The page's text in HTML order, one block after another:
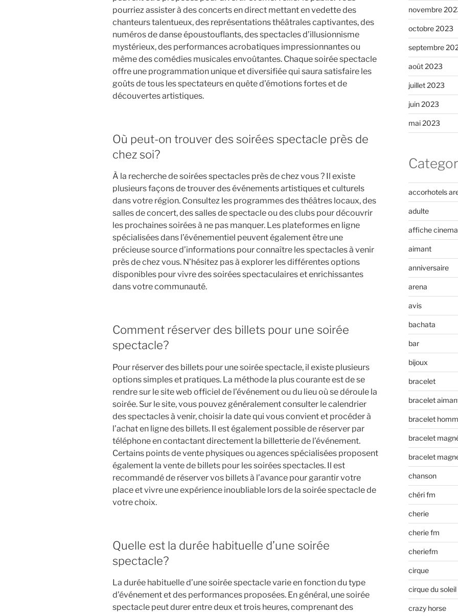
pourriez assister à des concerts en direct mettant en vedette des
chanteurs talentueux, des représentations théâtrales captivantes, des
numéros de danse époustouflants, des spectacles d’illusionnisme
mystérieux, des performances acrobatiques impressionnantes ou
même des comédies musicales envoûtantes. Chaque soirée spectacle
offre une programmation unique et diversifiée qui saura satisfaire les
goûts de tous les spectateurs en quête d’émotions fortes et de
découvertes artistiques.
Où peut-on trouver des soirées spectacle près de
chez soi?
À la recherche de soirées spectacles près de chez vous ? Il existe
plusieurs façons de trouver des événements artistiques et culturels
dans votre région. Consultez les programmes des théâtres locaux, des
salles de concert, des salles de spectacle ou des clubs pour découvrir
les prochaines soirées à ne pas manquer. Les plateformes en ligne
spécialisées dans l’événementiel peuvent également être une
précieuse source d’informations pour connaître les spectacles à venir
près de chez vous. N’hésitez pas à explorer les différentes options
disponibles pour vivre des soirées spectaculaires et enrichissantes
dans votre communauté.
Comment réserver des billets pour une soirée
spectacle?
Pour réserver des billets pour une soirée spectacle, il existe plusieurs
options simples et pratiques. La méthode la plus courante est de se
rendre sur le site web officiel de l’événement ou du lieu où se déroule la
soirée. Sur le site, vous pouvez généralement consulter le calendrier
des spectacles à venir, choisir la date qui vous convient et procéder à
l’achat en ligne des billets. Il est également possible de réserver par
téléphone en contactant directement la billetterie de l’événement.
Certains points de vente physiques ou agences spécialisées proposent
également la vente de billets pour les soirées spectacles. Il est
recommandé de réserver vos billets à l’avance pour garantir votre
place et vivre une expérience inoubliable lors de la soirée spectacle de
votre choix.
Quelle est la durée habituelle d’une soirée
spectacle?
La durée habituelle d’une soirée spectacle varie en fonction du type
d’événement et des performances proposées. En général, une soirée
spectacle peut durer entre deux et trois heures, comprenant des
novembre
octobre 2023
septembre
août 2023
juillet 2023
juin 2023
mai 2023
accorhotels
adulte
affiche cinema
aimant
anniversaire
arena
avis
bachata
bar
bijoux
bracelet
bracelet
bracelet
bracelet
bracelet
chanson
chéri fm
cherie
cherie fm
cheriefm
cirque
cirque du soleil
crazy horse